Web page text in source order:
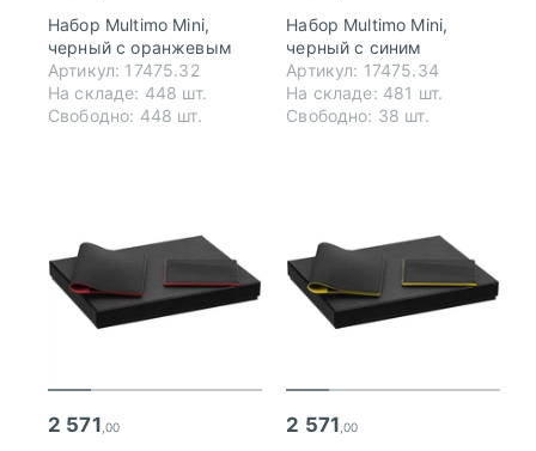
Набор Multimo Mini,
черный с оранжевым
Артикул: 17475.32
На складе: 448 шт.
Свободно: 448 шт.
Набор Multimo Mini,
черный с синим
Артикул: 17475.34
На складе: 481 шт.
Свободно: 38 шт.
2 571 ,00 2 571 ,00